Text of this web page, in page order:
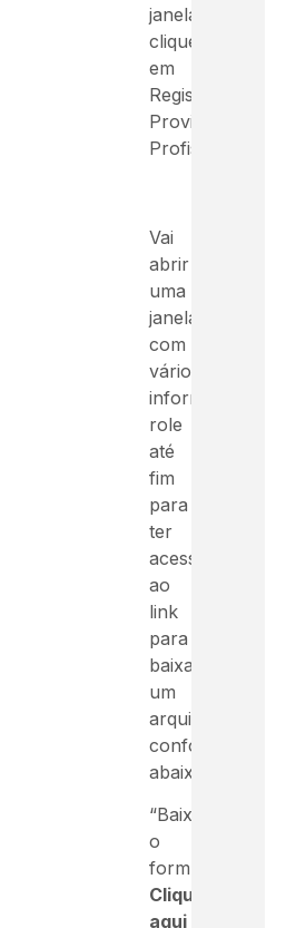
janela,
clique
em
Registro
Provisório
Profissional
Vai
abrir
uma
janela
com
vários
informativos,
role
até
fim
para
ter
acesso
ao
link
para
baixar
um
arquivo
conforme
abaixo:
“Baixar
o
formulário
Clique
aqui